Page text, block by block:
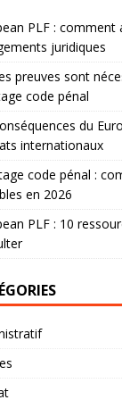
PLF : comment
juridiques
preuves sont
code pénal
du
internationaux
code pénal :
en 2026
PLF : 10